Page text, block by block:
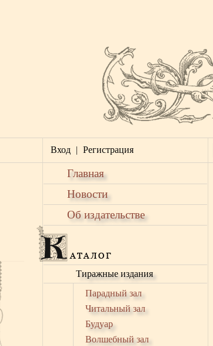
Вход | Регистрация
Главная
Новости
Об издательстве
Тиражные издания
Парадный зал
Читальный зал
Будуар
Волшебный зал